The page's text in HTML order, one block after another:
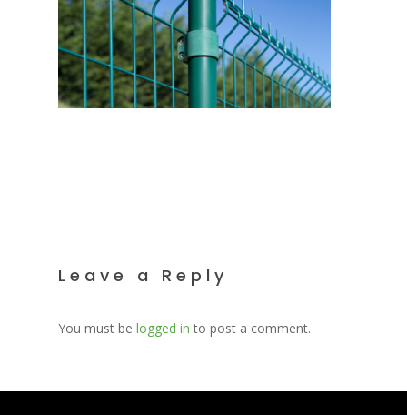
Leave a Reply
You must be logged in to post a comment.